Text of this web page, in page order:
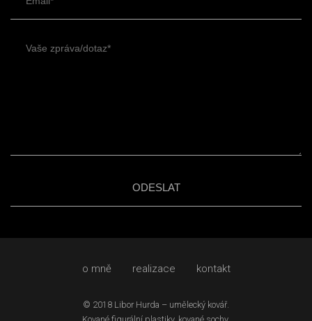
o mně realizace kontakt
© 2018 Libor Hurda – umělecký kovář.